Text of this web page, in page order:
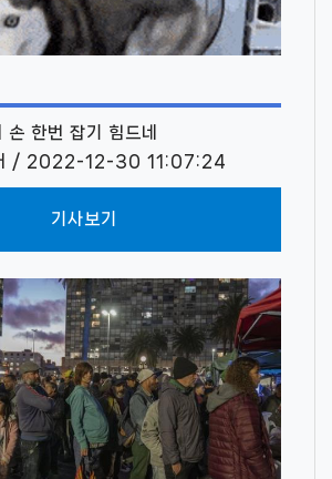
한번 잡기 힘드네
/ 2022-12-30 11:07:24
기사보기